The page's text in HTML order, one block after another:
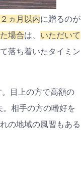
２ ヵ月以内に贈るのが
場合は、 いただいて
落ち着いたタイミン
。目上の方で高額の
。相手の方の嗜好を
の地域の風習もある